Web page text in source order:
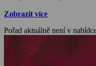
Zobrazit více
Pořad aktuálně není v